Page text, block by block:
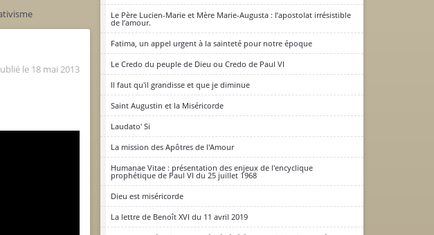
le 18 mai 2013
Le Père Lucien-Marie et Mère Marie-Augusta : l’apostolat irrésistible
de l’amour.
Fatima, un appel urgent à la sainteté pour notre époque
Le Credo du peuple de Dieu ou Credo de Paul VI
Il faut qu'il grandisse et que je diminue
Saint Augustin et la Miséricorde
Laudato' Si
La mission des Apôtres de l'Amour
Humanae Vitae : présentation des enjeux de l'encyclique
prophétique de Paul VI du 25 juillet 1968
Dieu est miséricorde
La lettre de Benoît XVI du 11 avril 2019